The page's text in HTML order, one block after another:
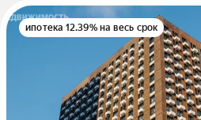
ипотека 12.39% на весь срок